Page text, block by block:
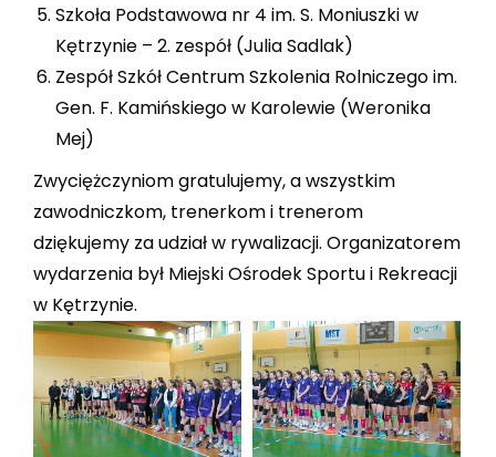
Szkoła Podstawowa nr 4 im. S. Moniuszki w
Kętrzynie – 2. zespół (Julia Sadlak)
Zespół Szkół Centrum Szkolenia Rolniczego im.
Gen. F. Kamińskiego w Karolewie (Weronika
Mej)
Zwyciężczyniom gratulujemy, a wszystkim
zawodniczkom, trenerkom i trenerom
dziękujemy za udział w rywalizacji. Organizatorem
wydarzenia był Miejski Ośrodek Sportu i Rekreacji
w Kętrzynie.